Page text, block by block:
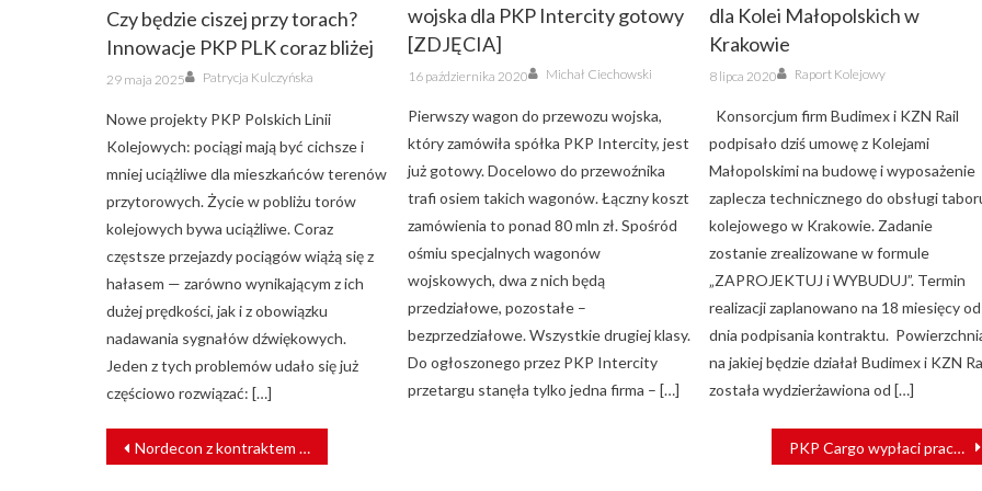
Czy będzie ciszej przy torach?
Innowacje PKP PLK coraz bliżej
Posted
on
29 maja 2025 Author
Patrycja Kulczyńska
Nowe projekty PKP Polskich Linii
Kolejowych: pociągi mają być cichsze i
mniej uciążliwe dla mieszkańców terenów
przytorowych. Życie w pobliżu torów
kolejowych bywa uciążliwe. Coraz
częstsze przejazdy pociągów wiążą się z
hałasem — zarówno wynikającym z ich
dużej prędkości, jak i z obowiązku
nadawania sygnałów dźwiękowych.
Jeden z tych problemów udało się już
częściowo rozwiązać: […]
wojska dla PKP Intercity gotowy
[ZDJĘCIA]
Posted
on
16 października 2020 Author
Michał Ciechowski
Pierwszy wagon do przewozu wojska,
który zamówiła spółka PKP Intercity, jest
już gotowy. Docelowo do przewoźnika
trafi osiem takich wagonów. Łączny koszt
zamówienia to ponad 80 mln zł. Spośród
ośmiu specjalnych wagonów
wojskowych, dwa z nich będą
przedziałowe, pozostałe –
bezprzedziałowe. Wszystkie drugiej klasy.
Do ogłoszonego przez PKP Intercity
przetargu stanęła tylko jedna firma – […]
dla Kolei Małopolskich w
Krakowie
Posted
on
8 lipca 2020 Author
Raport Kolejowy
Konsorcjum firm Budimex i KZN Rail
podpisało dziś umowę z Kolejami
Małopolskimi na budowę i wyposażenie
zaplecza technicznego do obsługi
kolejowego w Krakowie. Zadanie
zostanie zrealizowane w formule
„ZAPROJEKTUJ i WYBUDUJ”. Termin
realizacji zaplanowano na 18 miesięcy od
dnia podpisania kontraktu.
na jakiej będzie działał Budimex i KZN
została wydzierżawiona od […]
NAWIGACJA
WPISU
Nordecon z kontraktem na prace przy estońskim odcinku Rail Baltica PKP Cargo wypłaci pracownikom czerwcowe pensje